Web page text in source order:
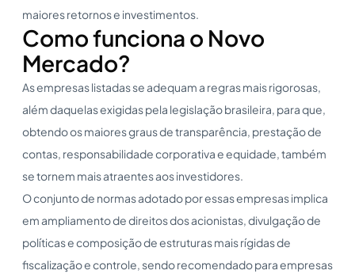
maiores retornos e investimentos.
Como funciona o Novo
Mercado?
As empresas listadas se adequam a regras mais rigorosas,
além daquelas exigidas pela legislação brasileira, para que,
obtendo os maiores graus de transparência, prestação de
contas, responsabilidade corporativa e equidade, também
se tornem mais atraentes aos investidores.
O conjunto de normas adotado por essas empresas implica
em ampliamento de direitos dos acionistas, divulgação de
políticas e composição de estruturas mais rígidas de
fiscalização e controle, sendo recomendado para empresas